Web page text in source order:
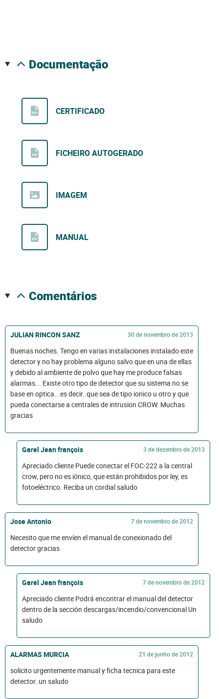
documentação
CERTIFICADO
FICHEIRO AUTOGERADO
IMAGEM
MANUAL
comentários
JULIAN RINCON SANZ 30 de novembro de 2013
Buenas noches. Tengo en varias instalaciones instalado este
detector y no hay problema alguno salvo que en una de ellas
y debido al ambiente de polvo que hay me produce falsas
alarmas... Existe otro tipo de detector que su sistema no se
base en optica...es decir..que sea de tipo ionico u otro y que
pueda conectarse a centrales de intrusion CROW. Muchas
gracias
Garel Jean françois 3 de dezembro de 2013
Apreciado cliente Puede conectar el FOC-222 a la central
crow, pero no es iónico, que están prohibidos por ley, es
fotoeléctrico. Reciba un cordial saludo
Jose Antonio 7 de novembro de 2012
Necesito que me envíen el manual de conexionado del
detector gracias
Garel Jean françois 7 de novembro de 2012
Apreciado cliente Podrá encontrar el manual del detector
dentro de la sección descargas/incendio/convencional Un
saludo
ALARMAS MURCIA 21 de junho de 2012
solicito urgentemente manual y ficha tecnica para este
detector. un saludo